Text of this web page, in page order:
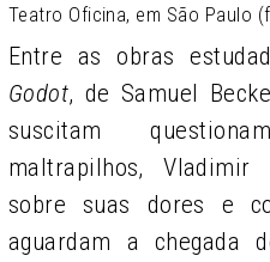
Teatro Oficina, em São Paulo
Entre as obras
Godot, de Samuel
suscitam
maltrapilhos, Vladimir
sobre suas dores e
aguardam a chegada